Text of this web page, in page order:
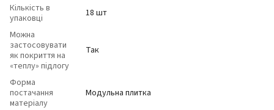
Кількість в
упаковці
18 шт
Можна
застосовувати
як покриття на
«теплу» підлогу
Так
Форма
постачання
матеріалу
Модульна плитка